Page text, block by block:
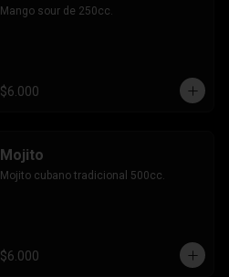
Mango sour de 250cc.
$6.000
Mojito
Mojito cubano tradicional 500cc.
$6.000